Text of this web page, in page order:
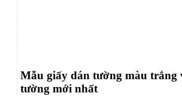
Mẫu giấy dán tường màu trắng
tường mới nhất